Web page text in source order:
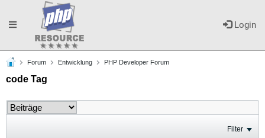
Login
Toggle
navigation
Forum Entwicklung PHP Developer Forum
code Tag
Filter